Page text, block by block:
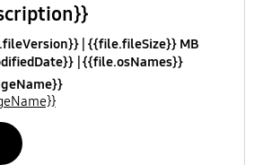
{{file.fileSize}} MB
{{file.osNames}}